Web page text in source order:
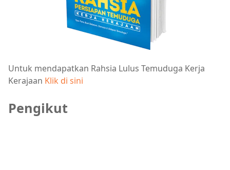
Untuk mendapatkan Rahsia Lulus Temuduga Kerja
Kerajaan Klik di sini
Pengikut